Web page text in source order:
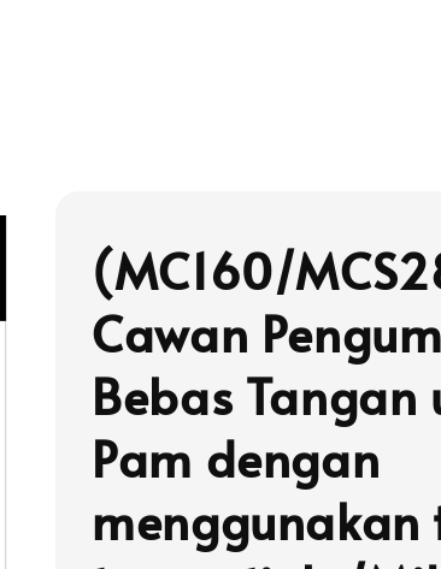
(MC160/
Cawan
Bebas Tangan
Pam dengan